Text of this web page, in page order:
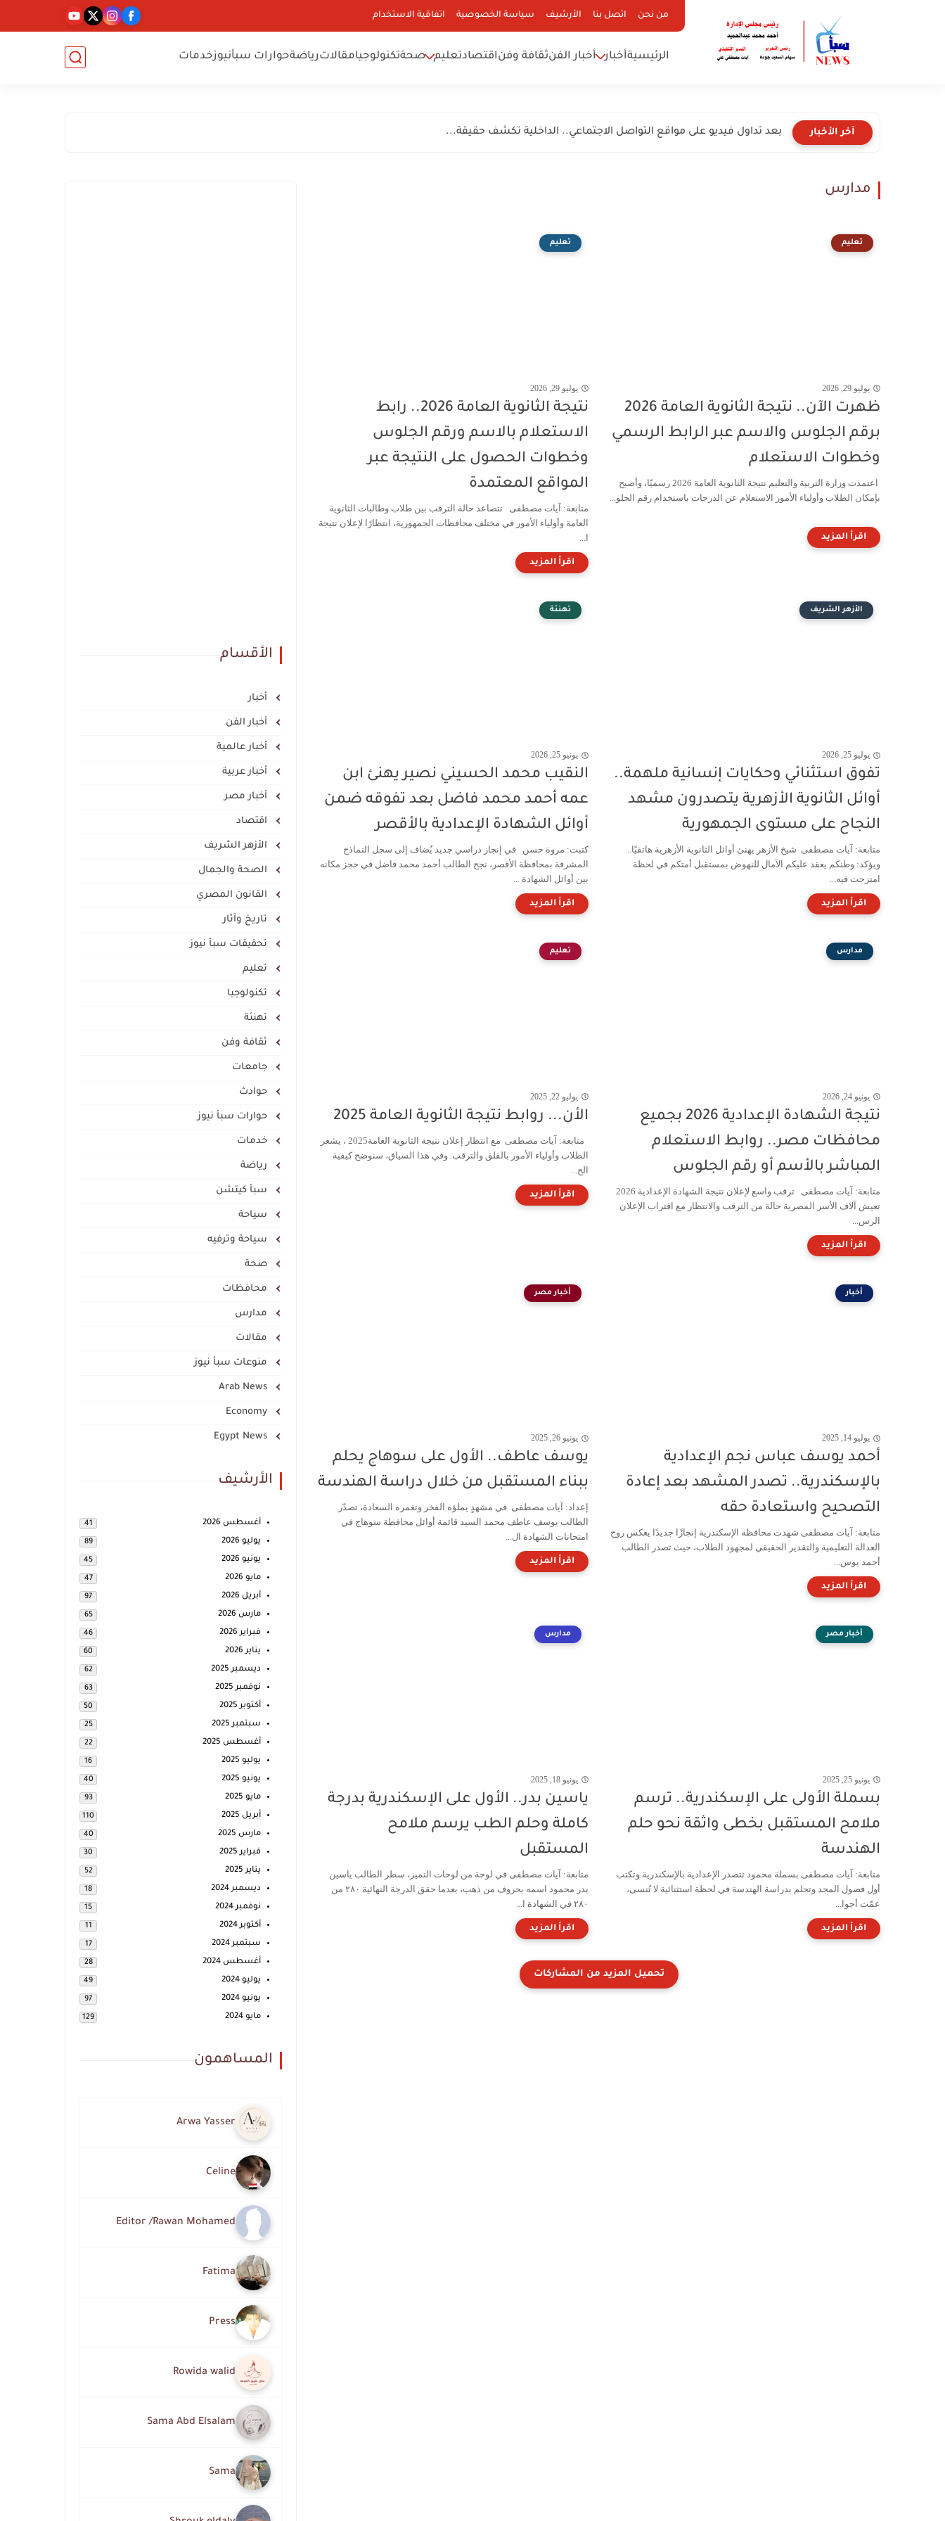
من نحن اتصل بنا الأرشيف سياسة الخصوصية اتفاقية الاستخدام
الرئيسيةأخبار أخبار الفنثقافة وفناقتصادتعليم صحةتكنولوجيامقالاترياضةحوارات سبأنيوزخدمات
آخر الأخبار بعد تداول فيديو على مواقع التواصل الاجتماعي.. الداخلية تكشف حقيقة...
مدارس
تعليم
يوليو 29, 2026
ظهرت الآن.. نتيجة الثانوية العامة 2026
برقم الجلوس والاسم عبر الرابط الرسمي
وخطوات الاستعلام
اعتمدت وزارة التربية والتعليم نتيجة الثانوية العامة 2026 رسميًا، وأصبح
بإمكان الطلاب وأولياء الأمور الاستعلام عن الدرجات باستخدام رقم الجلو...
تعليم
يوليو 29, 2026
نتيجة الثانوية العامة 2026.. رابط
الاستعلام بالاسم ورقم الجلوس
وخطوات الحصول على النتيجة عبر
المواقع المعتمدة
متابعة: آيات مصطفى تتصاعد حالة الترقب بين طلاب وطالبات الثانوية
العامة وأولياء الأمور في مختلف محافظات الجمهورية، انتظارًا لإعلان نتيجة
ا...
الأزهر الشريف
يوليو 25, 2026
تفوق استثنائي وحكايات إنسانية ملهمة..
أوائل الثانوية الأزهرية يتصدرون مشهد
النجاح على مستوى الجمهورية
متابعة: آيات مصطفى شيخ الأزهر يهنئ أوائل الثانوية الأزهرية هاتفيًا..
ويؤكد: وطنكم يعقد عليكم الآمال للنهوض بمستقبل أمتكم في لحظة
امتزجت فيه...
تهنئة
يونيو 25, 2026
النقيب محمد الحسيني نصير يهنئ ابن
عمه أحمد محمد فاضل بعد تفوقه ضمن
أوائل الشهادة الإعدادية بالأقصر
كتبت: مروة حسن في إنجاز دراسي جديد يُضاف إلى سجل النماذج
المشرفة بمحافظة الأقصر، نجح الطالب أحمد محمد فاضل في حجز مكانه
بين أوائل الشهادة ...
مدارس
يونيو 24, 2026
نتيجة الشهادة الإعدادية 2026 بجميع
محافظات مصر.. روابط الاستعلام
المباشر بالأسم أو رقم الجلوس
متابعة: آيات مصطفى ترقب واسع لإعلان نتيجة الشهادة الإعدادية 2026
تعيش آلاف الأسر المصرية حالة من الترقب والانتظار مع اقتراب الإعلان
الرس...
تعليم
يوليو 22, 2025
الأن... روابط نتيجة الثانوية العامة 2025
متابعة: آيات مصطفى مع انتظار إعلان نتيجة الثانوية العامة2025 ، يشعر
الطلاب وأولياء الأمور بالقلق والترقب. وفي هذا السياق، سنوضح كيفية
الح...
أخبار
يوليو 14, 2025
أحمد يوسف عباس نجم الإعدادية
بالإسكندرية.. تصدر المشهد بعد إعادة
التصحيح واستعادة حقه
متابعة: آيات مصطفى شهدت محافظة الإسكندرية إنجازًا جديدًا يعكس روح
العدالة التعليمية والتقدير الحقيقي لمجهود الطلاب، حيث تصدر الطالب
أحمد يوس...
أخبار مصر
يونيو 26, 2025
يوسف عاطف.. الأول على سوهاج يحلم
ببناء المستقبل من خلال دراسة الهندسة
إعداد: آيات مصطفى في مشهدٍ يملؤه الفخر وتغمره السعادة، تصدّر
الطالب يوسف عاطف محمد السيد قائمة أوائل محافظة سوهاج في
امتحانات الشهادة ال...
أخبار مصر
يونيو 25, 2025
بسملة الأولى على الإسكندرية.. ترسم
ملامح المستقبل بخطى واثقة نحو حلم
الهندسة
متابعة: آيات مصطفى بسملة محمود تتصدر الإعدادية بالإسكندرية وتكتب
أول فصول المجد وتحلم بدراسة الهندسة في لحظة استثنائية لا تُنسى،
عمّت أجوا...
مدارس
يونيو 18, 2025
ياسين بدر.. الأول على الإسكندرية بدرجة
كاملة وحلم الطب يرسم ملامح
المستقبل
متابعة: آيات مصطفى في لوحة من لوحات التميز، سطر الطالب ياسين
بدر محمود اسمه بحروف من ذهب، بعدما حقق الدرجة النهائية ٢٨٠ من
٢٨٠ في الشهادة ا...
الأقسام
أخبار
أخبار الفن
أخبار عالمية
أخبار عربية
أخبار مصر
اقتصاد
الأزهر الشريف
الصحة والجمال
القانون المصري
تاريخ وآثار
تحقيقات سبأ نيوز
تعليم
تكنولوجيا
تهنئة
ثقافة وفن
جامعات
حوادث
حوارات سبأ نيوز
خدمات
رياضة
سبأ كيتشن
سياحة
سياحة وترفيه
صحة
محافظات
مدارس
مقالات
منوعات سبأ نيوز
Arab News
Economy
Egypt News
الأرشيف
أغسطس 2026 41
يوليو 2026 89
يونيو 2026 45
مايو 2026 47
أبريل 2026 97
مارس 2026 65
فبراير 2026 46
يناير 2026 60
ديسمبر 2025 62
نوفمبر 2025 63
أكتوبر 2025 50
سبتمبر 2025 25
أغسطس 2025 22
يوليو 2025 16
يونيو 2025 40
مايو 2025 93
أبريل 2025 110
مارس 2025 40
فبراير 2025 30
يناير 2025 52
ديسمبر 2024 18
نوفمبر 2024 15
أكتوبر 2024 11
سبتمبر 2024 17
أغسطس 2024 28
يوليو 2024 49
يونيو 2024 97
مايو 2024 129
المساهمون
Arwa Yasser
Celine
Editor /Rawan Mohamed
Fatima
Press
Rowida walid
Sama Abd Elsalam
Sama